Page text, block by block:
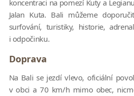
koncentraci na pomezí Kuty a
Jalan Kuta. Bali můžeme
surfování, turistiky, historie,
i odpočinku.
Doprava
Na Bali se jezdí vlevo, oficiální
v obci a 70 km/h mimo obec,